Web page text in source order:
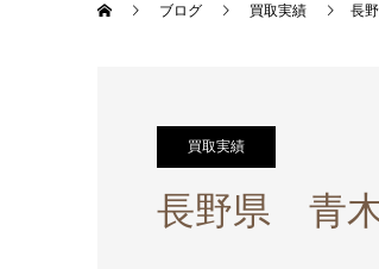
ブログ 買取実績 長
買取実績
長野県 青